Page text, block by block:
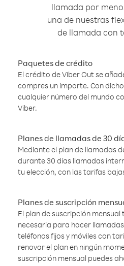
llamada por
una de nuestras
de llamada con
Paquetes de crédito
El crédito de Viber Out se
compres un importe. Con
cualquier número del mundo
Viber.
Planes de llamadas de 30
Mediante el plan de llamadas
durante 30 días llamadas
tu elección, con las tarifas
Planes de suscripción
El plan de suscripción
necesaria para hacer
teléfonos fijos y móviles con
renovar el plan en ningún
suscripción mensual puedes